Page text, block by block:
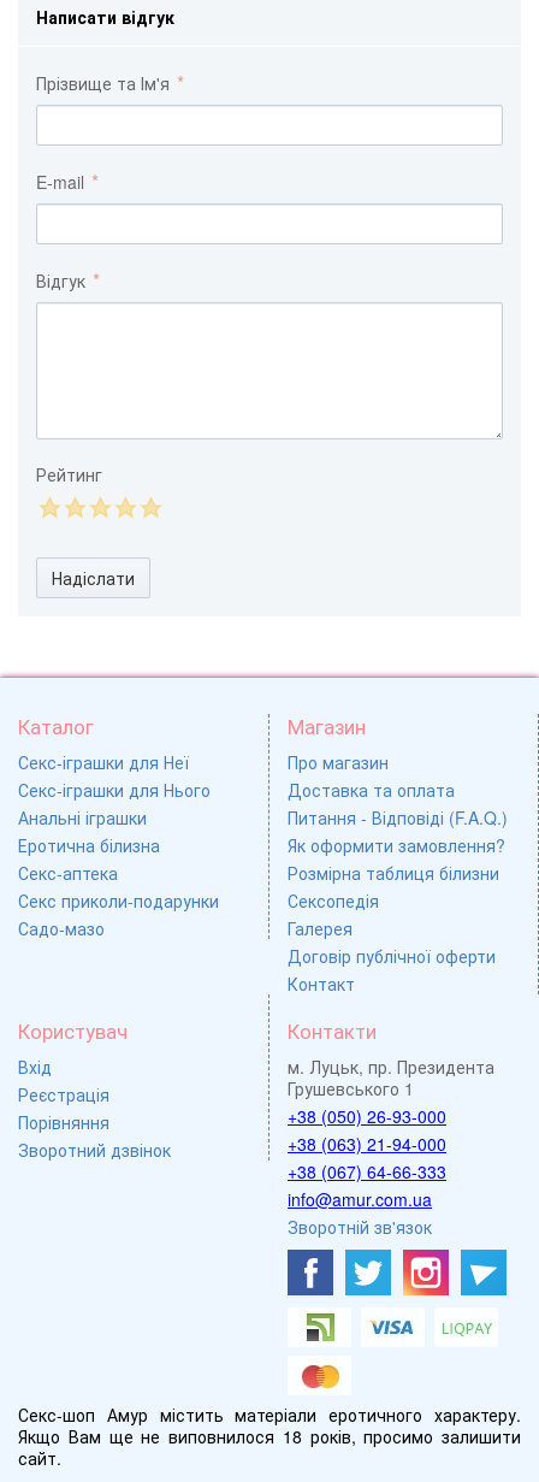
Написати відгук
Прізвище та Ім'я
E-mail
Відгук
Рейтинг
Надіслати
Каталог
Секс-іграшки для Неї
Секс-іграшки для Нього
Анальні іграшки
Еротична білизна
Секс-аптека
Секс приколи-подарунки
Садо-мазо
Магазин
Про магазин
Доставка та оплата
Питання - Відповіді (F.A.Q.)
Як оформити замовлення?
Розмірна таблиця білизни
Сексопедія
Галерея
Договір публічної оферти
Контакт
Користувач
Вхід
Реєстрація
Порівняння
Зворотний дзвінок
Контакти
м. Луцьк, пр. Президента
Грушевського 1
+38 (050) 26-93-000
+38 (063) 21-94-000
+38 (067) 64-66-333
info@amur.com.ua
Зворотній зв'язок
Секс-шоп Амур містить матеріали еротичного характеру.
Якщо Вам ще не виповнилося 18 років, просимо залишити
сайт.